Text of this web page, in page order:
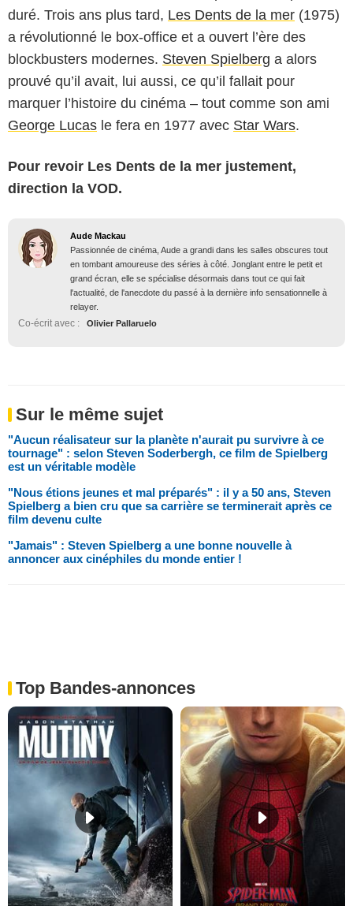
duré. Trois ans plus tard, Les Dents de la mer (1975)
a révolutionné le box-office et a ouvert l’ère des
blockbusters modernes. Steven Spielberg a alors
prouvé qu’il avait, lui aussi, ce qu’il fallait pour
marquer l’histoire du cinéma – tout comme son ami
George Lucas le fera en 1977 avec Star Wars.
Pour revoir Les Dents de la mer justement,
direction la VOD.
Aude Mackau
Passionnée de cinéma, Aude a grandi dans les salles obscures tout
en tombant amoureuse des séries à côté. Jonglant entre le petit et
grand écran, elle se spécialise désormais dans tout ce qui fait
l'actualité, de l'anecdote du passé à la dernière info sensationnelle à
relayer.
Co-écrit avec : Olivier Pallaruelo
Sur le même sujet
"Aucun réalisateur sur la planète n'aurait pu survivre à ce
tournage" : selon Steven Soderbergh, ce film de Spielberg
est un véritable modèle
"Nous étions jeunes et mal préparés" : il y a 50 ans, Steven
Spielberg a bien cru que sa carrière se terminerait après ce
film devenu culte
"Jamais" : Steven Spielberg a une bonne nouvelle à
annoncer aux cinéphiles du monde entier !
Top Bandes-annonces